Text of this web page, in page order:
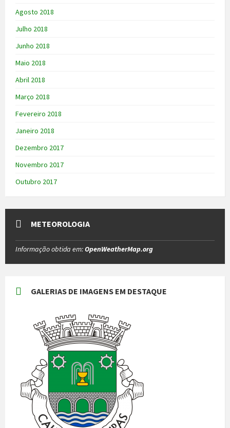
Agosto 2018
Julho 2018
Junho 2018
Maio 2018
Abril 2018
Março 2018
Fevereiro 2018
Janeiro 2018
Dezembro 2017
Novembro 2017
Outubro 2017
METEOROLOGIA
Informação obtida em:OpenWeatherMap.org
GALERIAS DE IMAGENS EM DESTAQUE